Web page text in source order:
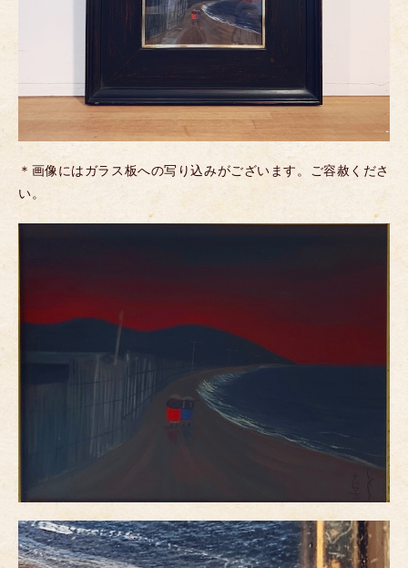
＊画像にはガラス板への写り込みがございます。ご容赦くださ
い。